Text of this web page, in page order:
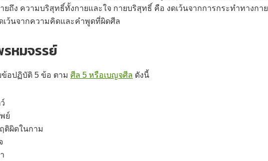
ถึง ความบริสุทธิ์ทั้งกายและใจ กายบริสุทธิ์ คือ งดเว้นจากการกระทำทางกาย
เว้นจากความคิดและคำพูดที่ผิดศีล
หมจรรย์
อปฏิบัติ 5 ข้อ ตาม ศีล 5 หรือเบญจศีล ดังนี้
ย์
ติผิดในกาม